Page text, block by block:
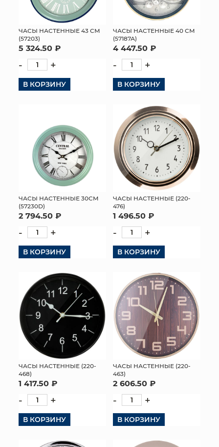
ЧАСЫ НАСТЕННЫЕ 43 СМ
(57203)
5 324.50 ₽
- +
В КОРЗИНУ
ЧАСЫ НАСТЕННЫЕ 40 СМ
(57187А)
4 447.50 ₽
- +
В КОРЗИНУ
ЧАСЫ НАСТЕННЫЕ 30СМ
(57230D)
2 794.50 ₽
- +
В КОРЗИНУ
ЧАСЫ НАСТЕННЫЕ (220-
476)
1 496.50 ₽
- +
В КОРЗИНУ
ЧАСЫ НАСТЕННЫЕ (220-
468)
1 417.50 ₽
- +
В КОРЗИНУ
ЧАСЫ НАСТЕННЫЕ (220-
463)
2 606.50 ₽
- +
В КОРЗИНУ